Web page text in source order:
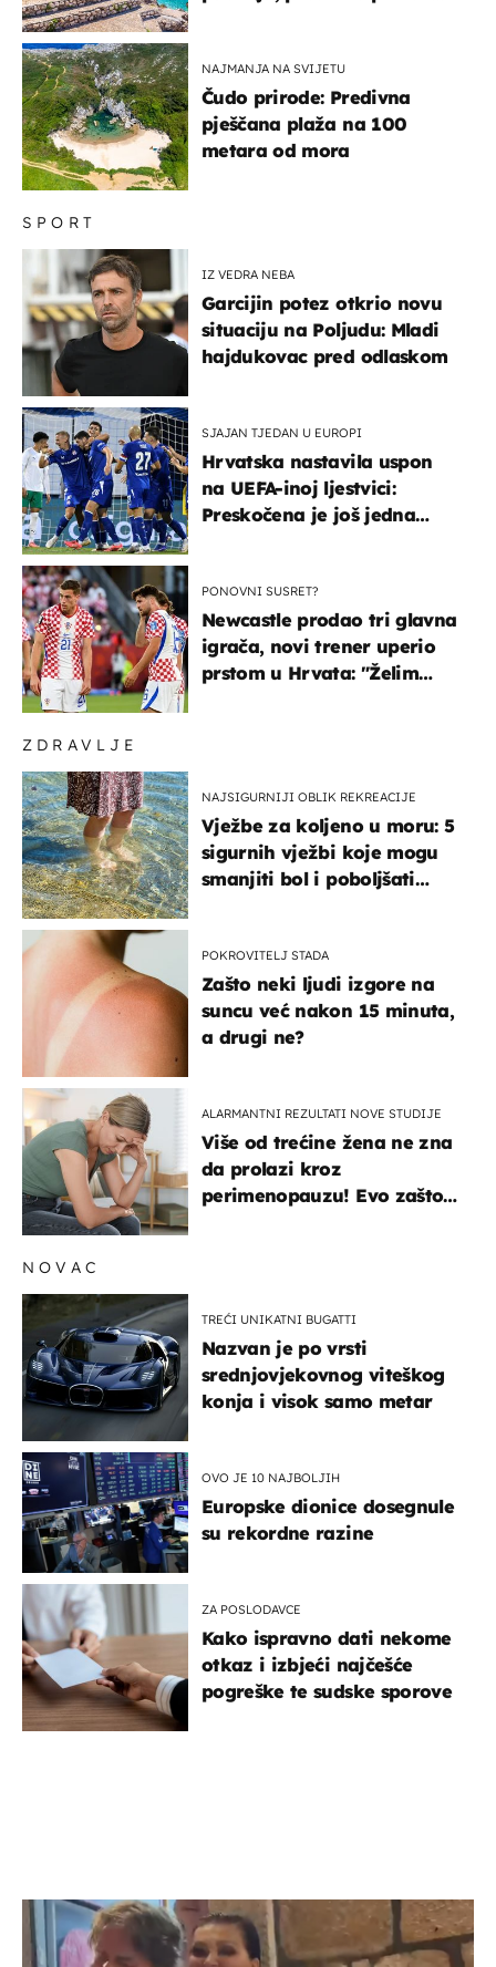
ZDRAVLJE
NAJSIGURNIJI OBLIK REKREACIJE
Vježbe za koljeno u moru: 5
sigurnih vježbi koje mogu
smanjiti bol i poboljšati
POKROVITELJ STADA
Zašto neki ljudi izgore na
suncu već nakon 15 minuta,
a drugi ne?
ALARMANTNI REZULTATI NOVE STUDIJE
Više od trećine žena ne zna
da prolazi kroz
perimenopauzu! Evo zašto
SPORT
IZ VEDRA NEBA
Garcijin potez otkrio novu
situaciju na Poljudu: Mladi
hajdukovac pred odlaskom
SJAJAN TJEDAN U EUROPI
Hrvatska nastavila uspon
na UEFA-inoj ljestvici:
Preskočena je još jedna
PONOVNI SUSRET?
Newcastle prodao tri glavna
igrača, novi trener uperio
prstom u Hrvata: "Želim
NAJMANJA NA SVIJETU
Čudo prirode: Predivna
pješčana plaža na 100
metara od mora
NOVAC
TREĆI UNIKATNI BUGATTI
Nazvan je po vrsti
srednjovjekovnog viteškog
konja i visok samo metar
OVO JE 10 NAJBOLJIH
Europske dionice dosegnule
su rekordne razine
ZA POSLODAVCE
Kako ispravno dati nekome
otkaz i izbjeći najčešće
pogreške te sudske sporove